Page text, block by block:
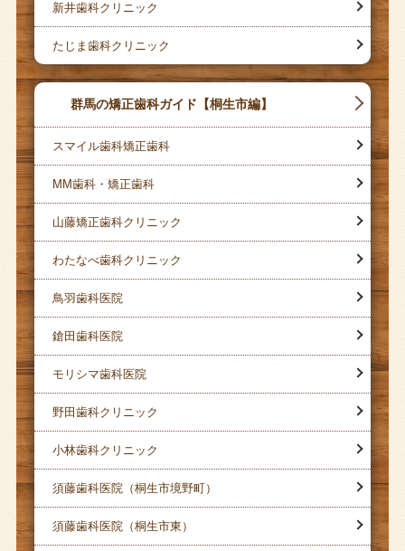
新井歯科クリニック
たじま歯科クリニック
群馬の矯正歯科ガイド【桐生市編】
スマイル歯科矯正歯科
MM歯科・矯正歯科
山藤矯正歯科クリニック
わたなべ歯科クリニック
鳥羽歯科医院
鎗田歯科医院
モリシマ歯科医院
野田歯科クリニック
小林歯科クリニック
須藤歯科医院（桐生市境野町）
須藤歯科医院（桐生市東）